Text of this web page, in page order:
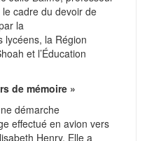
cadre du devoir de
la
lycéens, la Région
et l’Éducation
de mémoire »
démarche
effectué en avion vers
Henry. Elle a